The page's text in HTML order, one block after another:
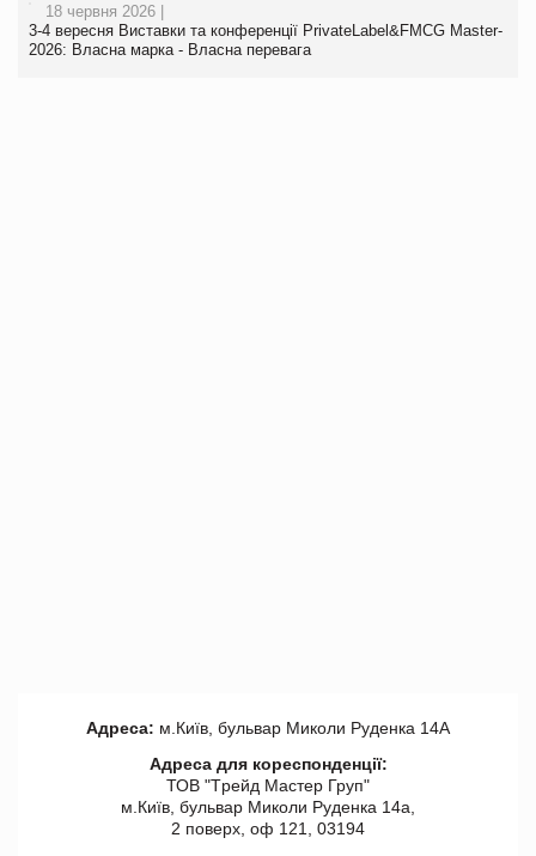
18 червня 2026 |
3-4 вересня Виставки та конференції PrivateLabel&FMCG Master-
2026: Власна марка - Власна перевага
Адреса: м.Київ, бульвар Миколи Руденка 14А
Адреса для кореспонденції:
ТОВ "Tрейд Мастер Груп"
м.Київ, бульвар Миколи Руденка 14а,
2 поверх, оф 121, 03194